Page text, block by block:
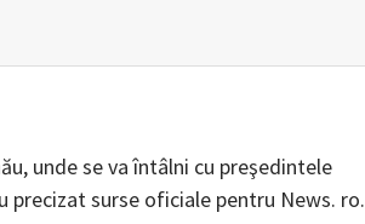
unde se va întâlni cu preşedintele
precizat surse oficiale pentru News. ro.